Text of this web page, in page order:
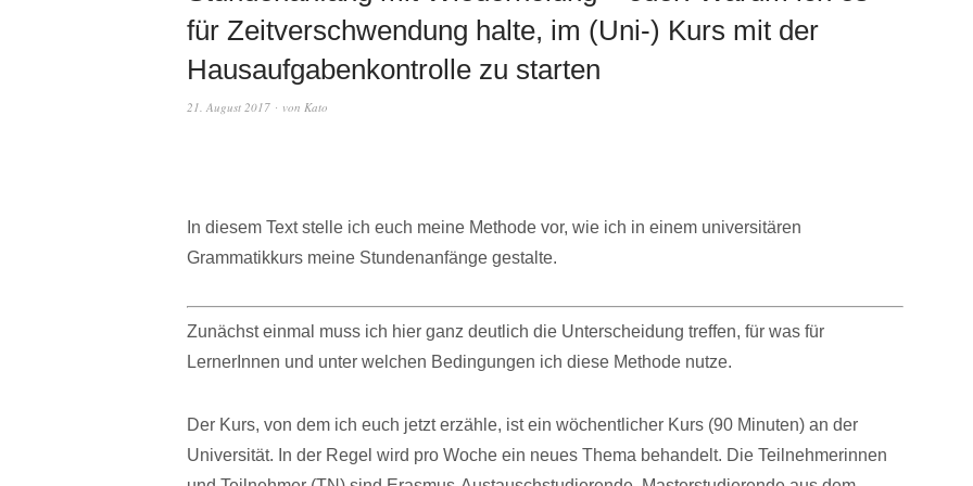
für Zeitverschwendung halte, im (Uni-) Kurs mit der
Hausaufgabenkontrolle zu starten
21. August 2017 von Kato
In diesem Text stelle ich euch meine Methode vor, wie ich in einem universitären
Grammatikkurs meine Stundenanfänge gestalte.
Zunächst einmal muss ich hier ganz deutlich die Unterscheidung treffen, für was für
LernerInnen und unter welchen Bedingungen ich diese Methode nutze.
Der Kurs, von dem ich euch jetzt erzähle, ist ein wöchentlicher Kurs (90 Minuten) an der
Universität. In der Regel wird pro Woche ein neues Thema behandelt. Die Teilnehmerinnen